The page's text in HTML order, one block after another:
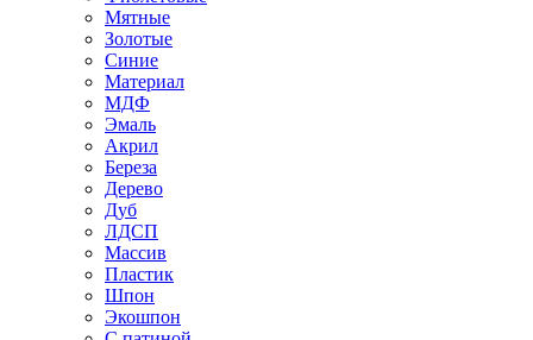
Мятные
Золотые
Синие
Материал
МДФ
Эмаль
Акрил
Береза
Дерево
Дуб
ЛДСП
Массив
Пластик
Шпон
Экошпон